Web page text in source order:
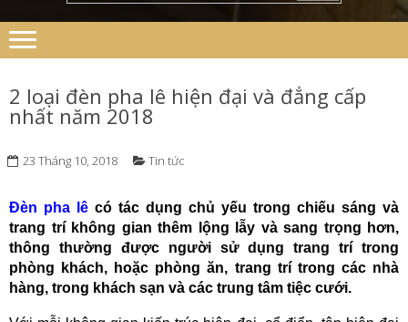
2 loại đèn pha lê hiện đại và đẳng cấp
nhất năm 2018
23 Tháng 10, 2018 Tin tức
Đèn pha lê có tác dụng chủ yếu trong chiếu sáng và
trang trí không gian thêm lộng lẫy và sang trọng hơn,
thông thường được người sử dụng trang trí trong
phòng khách, hoặc phòng ăn, trang trí trong các nhà
hàng, trong khách sạn và các trung tâm tiệc cưới.